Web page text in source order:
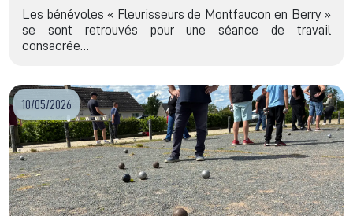
Les bénévoles « Fleurisseurs de Montfaucon en Berry »
se sont retrouvés pour une séance de travail
consacrée…
10/05/2026